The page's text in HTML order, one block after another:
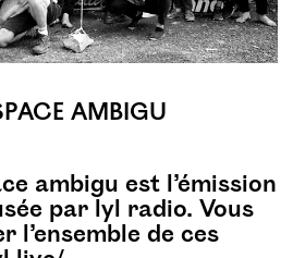
AMBIGU
ambigu est l’émission
par lyl radio. Vous
l’ensemble de ces